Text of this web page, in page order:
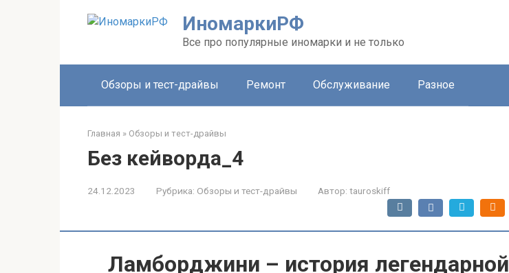
ИномаркиРФ
Все про популярные иномарки и не только
Обзоры и тест-драйвы Ремонт Обслуживание Разное
Главная » Обзоры и тест-драйвы
Без кейворда_4
24.12.2023 Рубрика: Обзоры и тест-драйвы Автор: tauroskiff
Ламборджини – история легендарной